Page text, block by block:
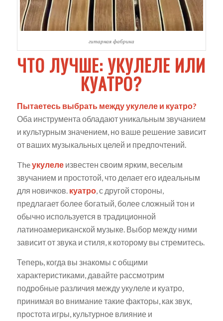
гитарная фабрика
ЧТО ЛУЧШЕ: УКУЛЕЛЕ ИЛИ
КУАТРО?
Пытаетесь выбрать между укулеле и куатро?
Оба инструмента обладают уникальным звучанием
и культурным значением, но ваше решение зависит
от ваших музыкальных целей и предпочтений.
Theукулелеизвестен своим ярким, веселым
звучанием и простотой, что делает его идеальным
для новичков. куатро, с другой стороны,
предлагает более богатый, более сложный тон и
обычно используется в традиционной
латиноамериканской музыке. Выбор между ними
зависит от звука и стиля, к которому вы стремитесь.
Теперь, когда вы знакомы с общими
характеристиками, давайте рассмотрим
подробные различия между укулеле и куатро,
принимая во внимание такие факторы, как звук,
простота игры, культурное влияние и